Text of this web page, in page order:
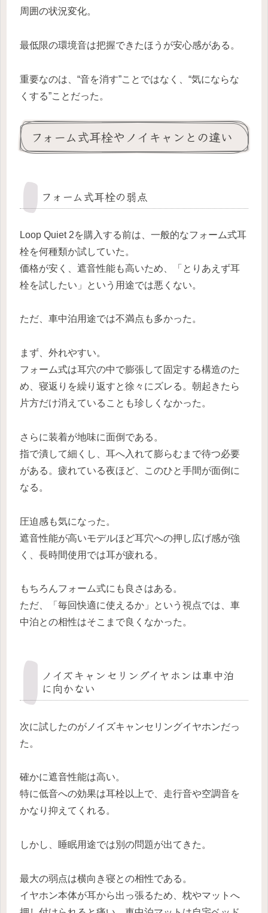
周囲の状況変化。
最低限の環境音は把握できたほうが安心感がある。
重要なのは、“音を消す”ことではなく、“気にならな
くする”ことだった。
フォーム式耳栓やノイキャンとの違い
フォーム式耳栓の弱点
Loop Quiet 2を購入する前は、一般的なフォーム式耳
栓を何種類か試していた。
価格が安く、遮音性能も高いため、「とりあえず耳
栓を試したい」という用途では悪くない。
ただ、車中泊用途では不満点も多かった。
まず、外れやすい。
フォーム式は耳穴の中で膨張して固定する構造のた
め、寝返りを繰り返すと徐々にズレる。朝起きたら
片方だけ消えていることも珍しくなかった。
さらに装着が地味に面倒である。
指で潰して細くし、耳へ入れて膨らむまで待つ必要
がある。疲れている夜ほど、このひと手間が面倒に
なる。
圧迫感も気になった。
遮音性能が高いモデルほど耳穴への押し広げ感が強
く、長時間使用では耳が疲れる。
もちろんフォーム式にも良さはある。
ただ、「毎回快適に使えるか」という視点では、車
中泊との相性はそこまで良くなかった。
ノイズキャンセリングイヤホンは車中泊
に向かない
次に試したのがノイズキャンセリングイヤホンだっ
た。
確かに遮音性能は高い。
特に低音への効果は耳栓以上で、走行音や空調音を
かなり抑えてくれる。
しかし、睡眠用途では別の問題が出てきた。
最大の弱点は横向き寝との相性である。
イヤホン本体が耳から出っ張るため、枕やマットへ